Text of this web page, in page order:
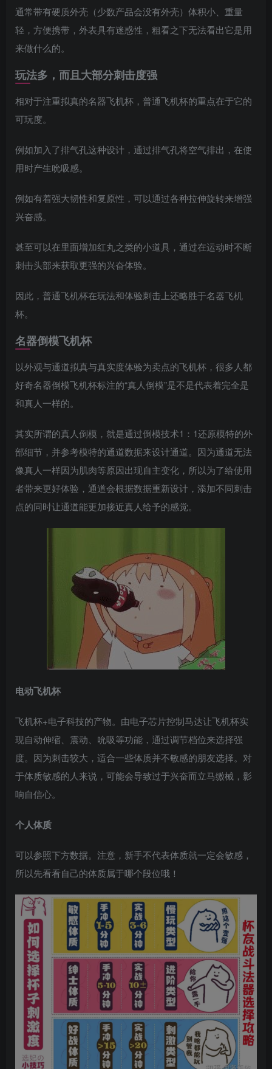
通常带有硬质外壳（少数产品会没有外壳）体积小、重量
轻，方便携带，外表具有迷惑性，粗看之下无法看出它是用
来做什么的。
玩法多，而且大部分刺击度强
相对于注重拟真的名器飞机杯，普通飞机杯的重点在于它的
可玩度。
例如加入了排气孔这种设计，通过排气孔将空气排出，在使
用时产生吮吸感。
例如有着强大韧性和复原性，可以通过各种拉伸旋转来增强
兴奋感。
甚至可以在里面增加红丸之类的小道具，通过在运动时不断
刺击头部来获取更强的兴奋体验。
因此，普通飞机杯在玩法和体验刺击上还略胜于名器飞机
杯。
名器倒模飞机杯
以外观与通道拟真与真实度体验为卖点的飞机杯，很多人都
好奇名器倒模飞机杯标注的“真人倒模”是不是代表着完全是
和真人一样的。
其实所谓的真人倒模，就是通过倒模技术1：1还原模特的外
部细节，并参考模特的通道数据来设计通道。因为通道无法
像真人一样因为肌肉等原因出现自主变化，所以为了给使用
者带来更好体验，通道会根据数据重新设计，添加不同刺击
点的同时让通道能更加接近真人给予的感觉。
电动飞机杯
飞机杯+电子科技的产物。由电子芯片控制马达让飞机杯实
现自动伸缩、震动、吮吸等功能，通过调节档位来选择强
度。因为刺击较大，适合一些体质并不敏感的朋友选择。对
于体质敏感的人来说，可能会导致过于兴奋而立马缴械，影
响自信心。
个人体质
可以参照下方数据。注意，新手不代表体质就一定会敏感，
所以先看看自己的体质属于哪个段位哦！